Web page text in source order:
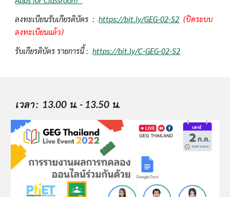
ลงทะเบียนรับเกียรติบัตร  : https://bit.ly/GEG-02-S2 (ปิดระบบ
ลงทะเบียนแล้ว)
รับเกียรติบัตร รายการนี้ : https://bit.ly/C-GEG-02-S2
เวลา :  13.00 น. - 13.50 น.